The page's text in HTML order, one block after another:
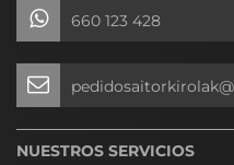
660 123 428
NUESTROS SERVICIOS